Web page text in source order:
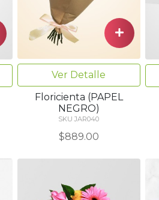
Ver Detalle
Floricienta (PAPEL
NEGRO)
SKU JAR040
$889.00